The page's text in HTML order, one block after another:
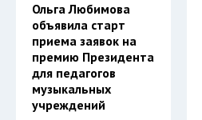
Ольга Любимова
объявила старт
приема заявок на
премию Президента
для педагогов
музыкальных
учреждений